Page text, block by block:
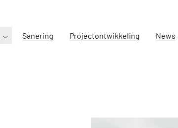
Sanering Projectontwikkeling News